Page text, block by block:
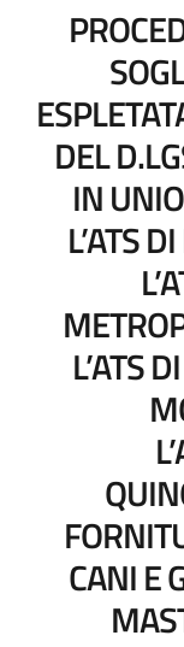
DEL
IN
L’ATS
L’ATS
CANI E